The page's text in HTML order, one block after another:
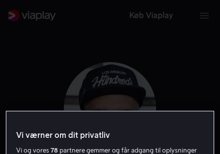
Køb Viaplay
Vi værner om dit privatliv
Vi og vores78 partnere gemmer og får adgang til oplysninger